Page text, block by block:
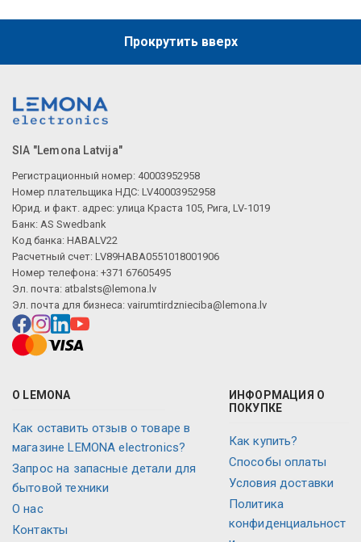
Прокрутить вверх
SIA "Lemona Latvija"
Регистрационный номер: 40003952958
Номер плательщика НДС: LV40003952958
Юрид. и факт. адрес: улица Краста 105, Рига, LV-1019
Банк: AS Swedbank
Код банка: HABALV22
Расчетный счет: LV89HABA0551018001906
Номер телефона: +371 67605495
Эл. почта: atbalsts@lemona.lv
Эл. почта для бизнеса: vairumtirdznieciba@lemona.lv
О LEMONA
Как оставить отзыв о товаре в
магазине LEMONA electronics?
Запрос на запасные детали для
бытовой техники
О нас
Контакты
ИНФОРМАЦИЯ О
ПОКУПКЕ
Как купить?
Способы оплаты
Условия доставки
Политика
конфиденциальност